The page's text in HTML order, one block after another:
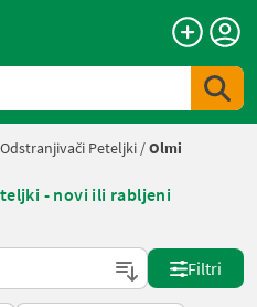
Odstranjivači Peteljki /Olmi
- novi ili rabljeni
Filtri